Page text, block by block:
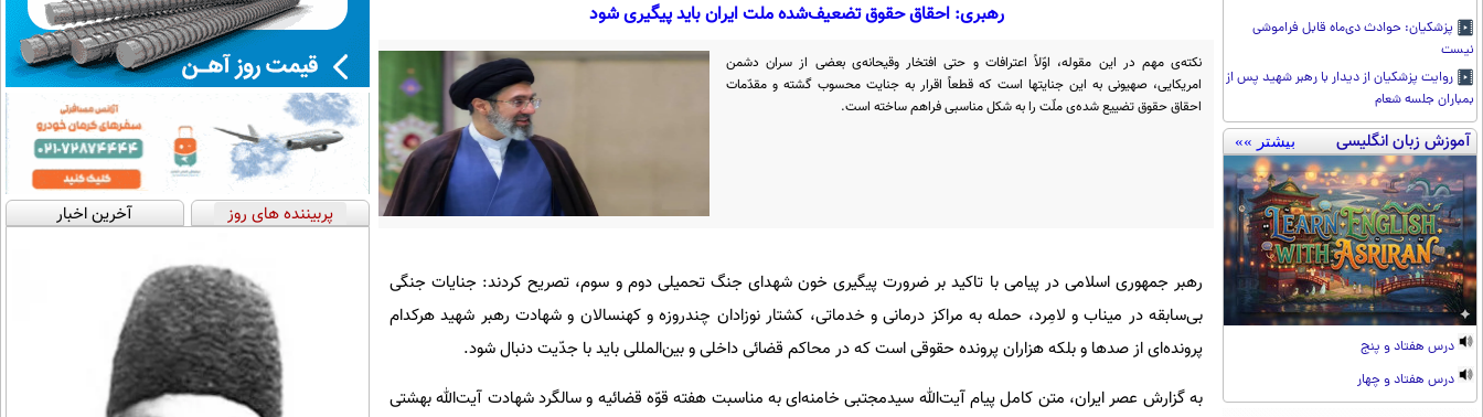
پزشکیان: حوادث دی‌ماه قابل فراموشی
نیست
روایت پزشکیان از دیدار با رهبر شهید پس از
بمباران جلسه شعام
آموزش زبان انگلیسی بیشتر »»
درس هفتاد و پنج
درس هفتاد و چهار
رهبری: احقاق حقوق تضعیف‌شده ملت ایران باید پیگیری شود
نکته‌ی مهم در این مقوله، اوّلاً اعترافات و حتی افتخار وقیحانه‌ی بعضی از سران دشمن
امریکایی، صهیونی به این جنایتها است که قطعاً اقرار به جنایت محسوب گشته و مقدّمات
احقاق حقوق تضییع شده‌ی ملّت را به شکل مناسبی فراهم ساخته است.
رهبر جمهوری اسلامی در پیامی با تاکید بر ضرورت پیگیری خون شهدای جنگ تحمیلی دوم و سوم، تصریح کردند: جنایات جنگی
بی‌سابقه در میناب و لامِرد، حمله به مراکز درمانی و خدماتی، کشتار نوزادان چندروزه و کهنسالان و شهادت رهبر شهید هرکدام
پرونده‌ای از صدها و بلکه هزاران پرونده حقوقی است که در محاکم قضائی داخلی و بین‌المللی باید با جدّیت دنبال شود.
به گزارش عصر ایران، متن کامل پیام آیت‌الله سیدمجتبی خامنه‌ای به مناسبت هفته قوّه قضائیه و سالگرد شهادت آیت‌الله بهشتی
پربیننده های روز آخرین اخبار